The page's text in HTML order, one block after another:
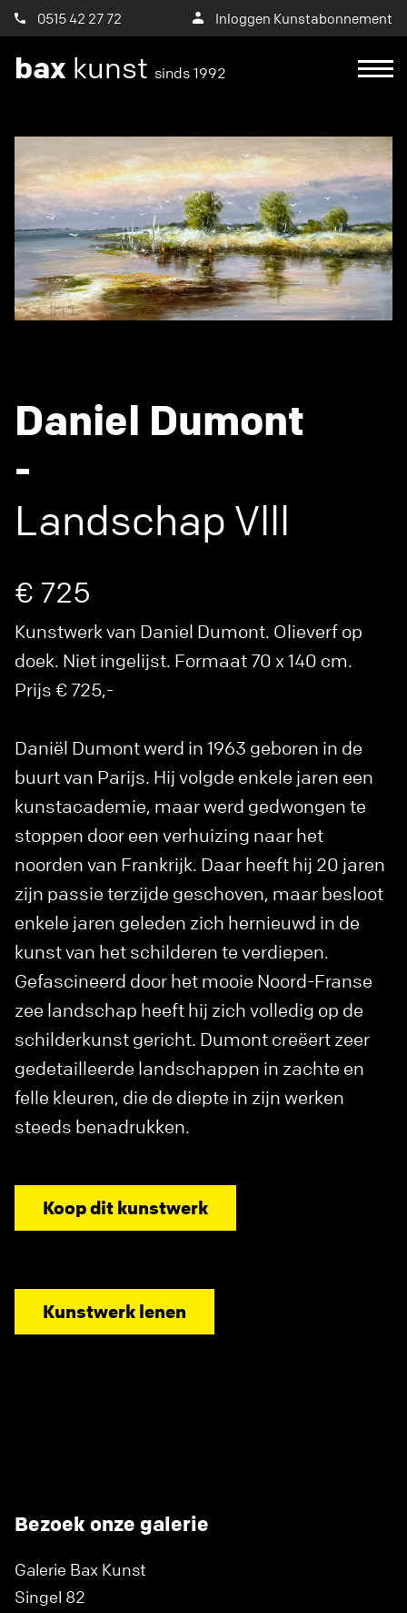
0515 42 27 72 Inloggen Kunstabonnement
bax kunst sinds 1992
Daniel Dumont
-
Landschap Vlll
€ 725
Kunstwerk van Daniel Dumont. Olieverf op
doek. Niet ingelijst. Formaat 70 x 140 cm.
Prijs € 725,-
Daniël Dumont werd in 1963 geboren in de
buurt van Parijs. Hij volgde enkele jaren een
kunstacademie, maar werd gedwongen te
stoppen door een verhuizing naar het
noorden van Frankrijk. Daar heeft hij 20 jaren
zijn passie terzijde geschoven, maar besloot
enkele jaren geleden zich hernieuwd in de
kunst van het schilderen te verdiepen.
Gefascineerd door het mooie Noord-Franse
zee landschap heeft hij zich volledig op de
schilderkunst gericht. Dumont creëert zeer
gedetailleerde landschappen in zachte en
felle kleuren, die de diepte in zijn werken
steeds benadrukken.
Koop dit kunstwerk
Kunstwerk lenen
Bezoek onze galerie
Galerie Bax Kunst
Singel 82